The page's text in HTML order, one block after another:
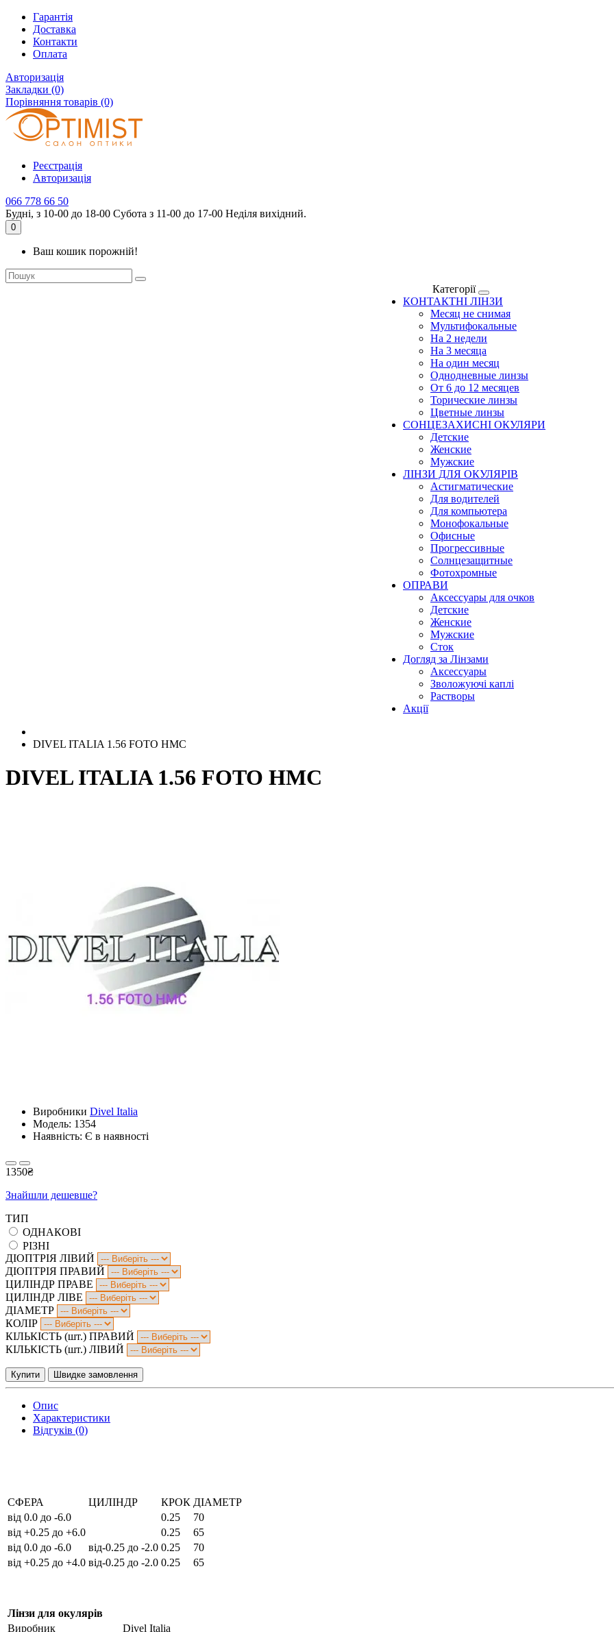
Гарантія
Доставка
Контакти
Оплата
Авторизація
Закладки (0)
Порівняння товарів (0)
Реєстрація
Авторизація
066 778 66 50
Будні, з 10-00 до 18-00 Субота з 11-00 до 17-00 Неділя вихідний.
0
Ваш кошик порожній!
Категорії
КОНТАКТНІ ЛІНЗИ
Месяц не снимая
Мультифокальные
На 2 недели
На 3 месяца
На один месяц
Однодневные линзы
От 6 до 12 месяцев
Торические линзы
Цветные линзы
СОНЦЕЗАХИСНІ ОКУЛЯРИ
Детские
Женские
Мужские
ЛІНЗИ ДЛЯ ОКУЛЯРІВ
Астигматические
Для водителей
Для компьютера
Монофокальные
Офисные
Прогрессивные
Солнцезащитные
Фотохромные
ОПРАВИ
Аксессуары для очков
Детские
Женские
Мужские
Сток
Догляд за Лінзами
Аксессуары
Зволожуючі каплі
Растворы
Акції
DIVEL ITALIA 1.56 FOTO HMC
DIVEL ITALIA 1.56 FOTO HMC
Виробники Divel Italia
Модель: 1354
Наявність: Є в наявності
1350₴
Знайшли дешевше?
ТИП
ОДНАКОВІ
РІЗНІ
ДІОПТРІЯ ЛІВИЙ
ДІОПТРІЯ ПРАВИЙ
ЦИЛІНДР ПРАВЕ
ЦИЛІНДР ЛІВЕ
ДІАМЕТР
КОЛІР
КІЛЬКІСТЬ (шт.) ПРАВИЙ
КІЛЬКІСТЬ (шт.) ЛІВИЙ
Купити Швидке замовлення
Опис
Характеристики
Відгуків (0)
СФЕРА ЦИЛІНДР КРОК ДІАМЕТР
від 0.0 до -6.0
0.25
70
від +0.25 до +6.0
0.25
65
від 0.0 до -6.0
від-0.25 до -2.0 0.25
70
від +0.25 до +4.0 від-0.25 до -2.0 0.25 65
Лінзи для окулярів
Виробник
Divel Italia